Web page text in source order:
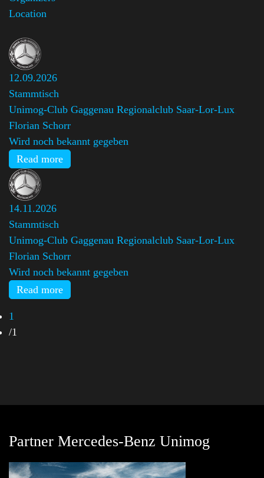
Location
12.09.2026
Stammtisch
Unimog-Club Gaggenau Regionalclub Saar-Lor-Lux
Florian Schorr
Wird noch bekannt gegeben
Read more
14.11.2026
Stammtisch
Unimog-Club Gaggenau Regionalclub Saar-Lor-Lux
Florian Schorr
Wird noch bekannt gegeben
Read more
1
/1
Partner Mercedes-Benz Unimog